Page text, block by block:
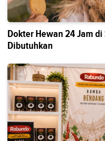
Dokter Hewan 24 Jam
Dibutuhkan